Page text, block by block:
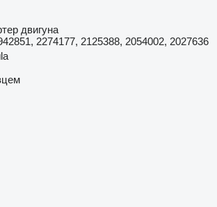
двигуна
2274177, 2125388, 2054002, 2027636